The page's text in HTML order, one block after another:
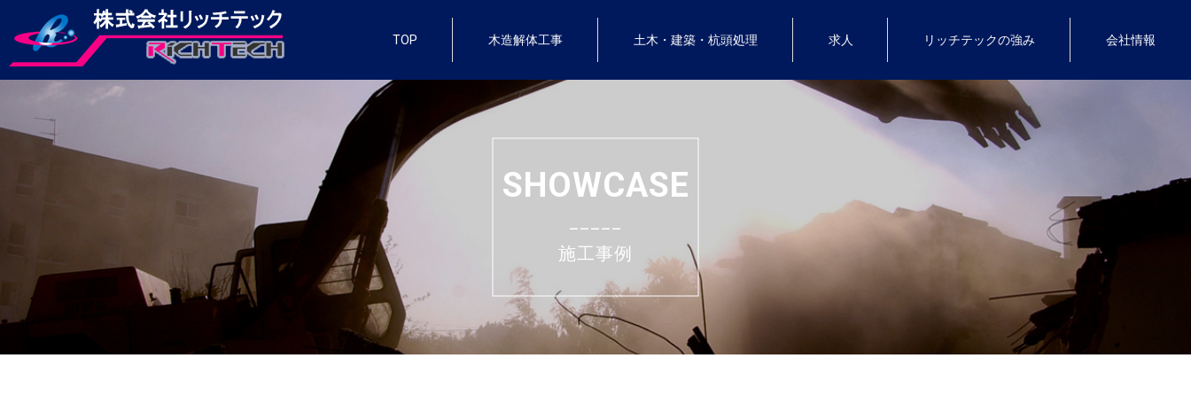
SHOWCASE
施工事例
TOP 木造解体工事 土木・建築・杭頭処理 求人 リッチテックの強み 会社情報